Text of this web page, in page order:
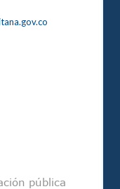
pública